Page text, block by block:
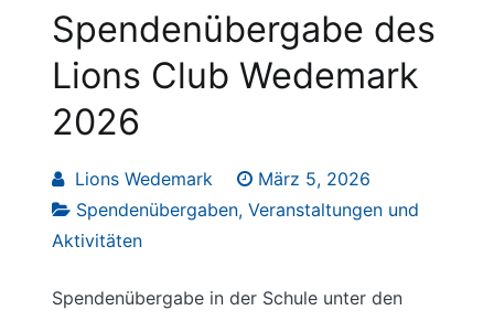
Spendenübergabe des
Lions Club Wedemark
2026
Lions Wedemark
März 5, 2026
Spendenübergaben, Veranstaltungen und
Aktivitäten
Spendenübergabe in der Schule unter den